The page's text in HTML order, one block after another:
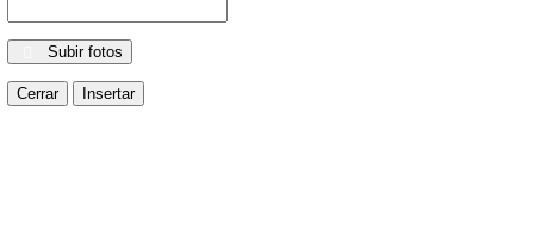
Subir fotos
Cerrar Insertar